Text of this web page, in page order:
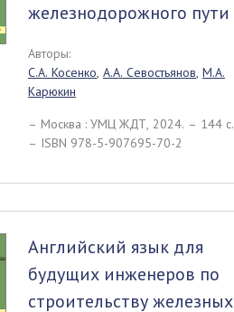
железнодорожного пути
Авторы:
С.А. Косенко, А.А. Севостьянов, М.А.
Карюкин
– Москва : УМЦ ЖДТ, 2024. – 144 c.
– ISBN 978-5-907695-70-2
Английский язык для
будущих инженеров по
строительству железных